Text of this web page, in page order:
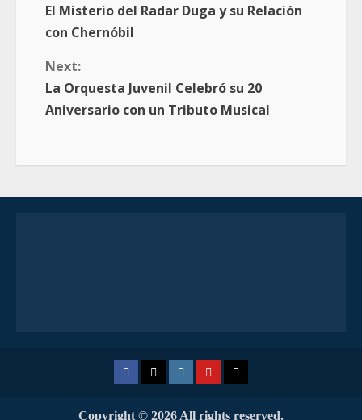
El Misterio del Radar Duga y su Relación
con Chernóbil
Next:
La Orquesta Juvenil Celebró su 20
Aniversario con un Tributo Musical
Copyright © 2026 All rights reserved.